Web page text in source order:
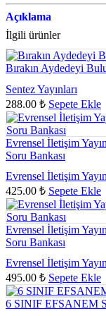
Açıklama
İlgili ürünler
Bırakın Aydedeyi
Sentez Yayınları
288.00 ₺ Sepete Ekle
Evrensel İletişim
Soru Bankası
Evrensel İletişim
425.00 ₺ Sepete Ekle
Evrensel İletişim
Soru Bankası
Evrensel İletişim
495.00 ₺ Sepete Ekle
6 SINIF EFSANEM